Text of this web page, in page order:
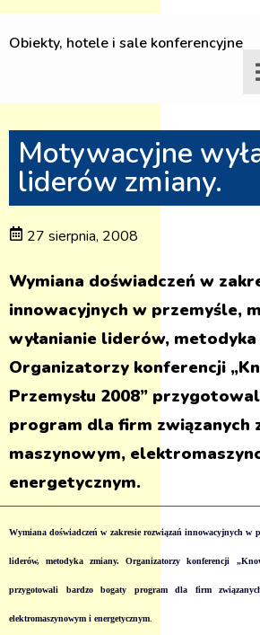
Obiekty, hotele i sale konferencyjne
Motywacyjne
liderów zmiany.
27 sierpnia, 2008
Wymiana doświadczeń w
innowacyjnych w przemyśle,
wyłanianie liderów, metodyka
Organizatorzy konferencji
Przemysłu 2008”
program dla firm związanych
maszynowym,
energetycznym.
Wymiana doświadczeń w zakresie rozwiązań innowacyjnych w
liderów, metodyka zmiany. Organizatorzy konferencji
przygotowali bardzo bogaty program dla firm
elektromaszynowym i energetycznym